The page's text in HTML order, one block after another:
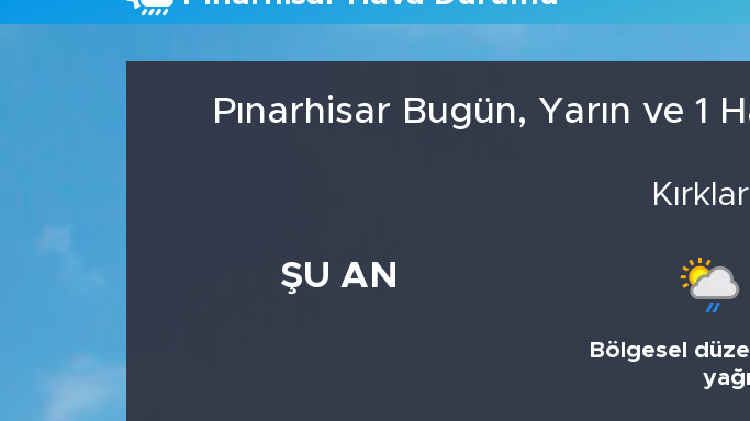
Pınarhisar Bugün, Yarın ve 1
ŞU AN
Bölgesel
Tüm Manşetler